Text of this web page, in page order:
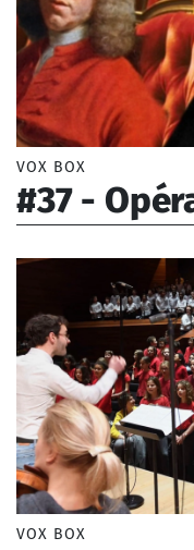
Moyen-âge
Renaissance
Baroque
Classique
Romantique
Moderne
Contemporaine
Musique
VOX BOX
#37 -
Philippe (1683-1764)
VOX BOX